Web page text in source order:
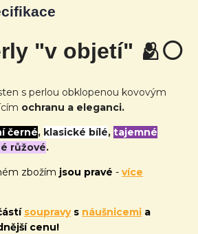
"v objetí" 🫂⚪
s perlou obklopenou kovovým
ochranu a eleganci.
černé, klasické bílé, tajemné
růžové.
zbožím jsou pravé - více
soupravys náušnicemi a
cenu!